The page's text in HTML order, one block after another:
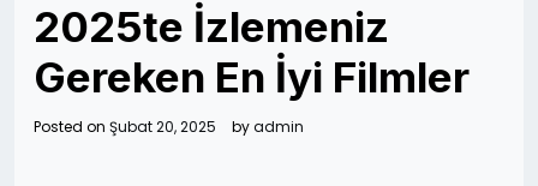
2025te İzlemeniz
Gereken En İyi Filmler
Posted on Şubat 20, 2025 byadmin